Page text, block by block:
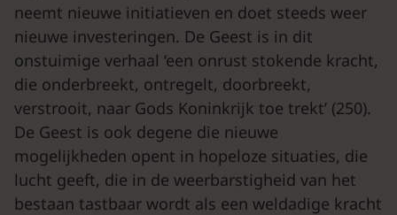
neemt nieuwe initiatieven en doet steeds weer
nieuwe investeringen. De Geest is in dit
onstuimige verhaal ‘een onrust stokende kracht,
die onderbreekt, ontregelt, doorbreekt,
verstrooit, naar Gods Koninkrijk toe trekt’ (250).
De Geest is ook degene die nieuwe
mogelijkheden opent in hopeloze situaties, die
lucht geeft, die in de weerbarstigheid van het
bestaan tastbaar wordt als een weldadige kracht